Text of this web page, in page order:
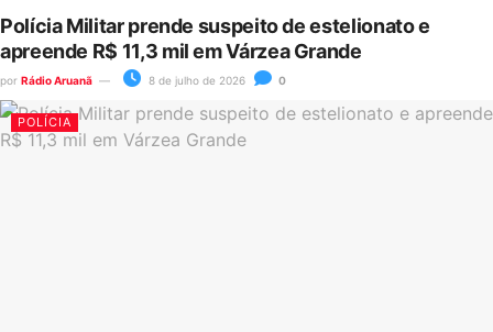
Polícia Militar prende suspeito de estelionato e
apreende R$ 11,3 mil em Várzea Grande
por Rádio Aruanã 8 de julho de 2026 0
POLÍCIA